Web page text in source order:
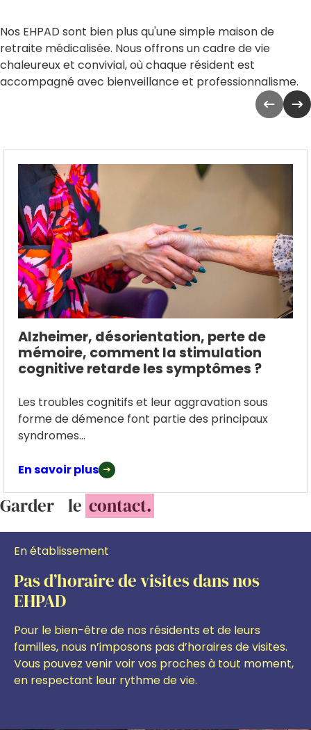
Nos EHPAD sont bien plus qu'une simple maison de
retraite médicalisée. Nous offrons un cadre de vie
chaleureux et convivial, où chaque résident est
accompagné avec bienveillance et professionnalisme.
Alzheimer, désorientation, perte de
mémoire, comment la stimulation
cognitive retarde les symptômes ?
Les troubles cognitifs et leur aggravation sous
forme de démence font partie des principaux
syndromes...
En savoir plus
Garder le contact.
En établissement
Pas d’horaire de visites dans nos
EHPAD
Pour le bien-être de nos résidents et de leurs
familles, nous n’imposons pas d’horaires de visites.
Vous pouvez venir voir vos proches à tout moment,
en respectant leur rythme de vie.